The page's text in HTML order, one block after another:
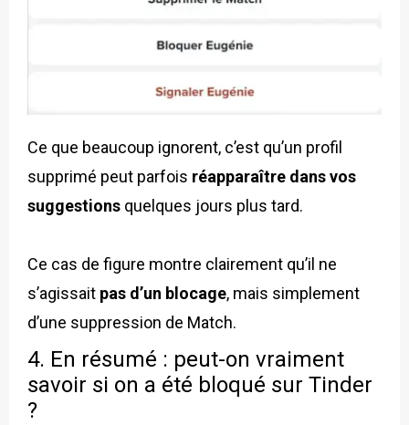
Ce que beaucoup ignorent, c’est qu’un profil
supprimé peut parfois réapparaître dans vos
suggestions quelques jours plus tard.
Ce cas de figure montre clairement qu’il ne
s’agissait pas d’un blocage, mais simplement
d’une suppression de Match.
4. En résumé : peut-on vraiment
savoir si on a été bloqué sur Tinder
?